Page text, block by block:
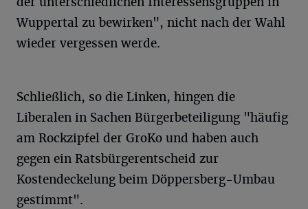
Wuppertal zu bewirken", nicht nach der Wahl
wieder vergessen werde.
Schließlich, so die Linken, hingen die
Liberalen in Sachen Bürgerbeteiligung "häufig
am Rockzipfel der GroKo und haben auch
gegen ein Ratsbürgerentscheid zur
Kostendeckelung beim Döppersberg-Umbau
gestimmt".